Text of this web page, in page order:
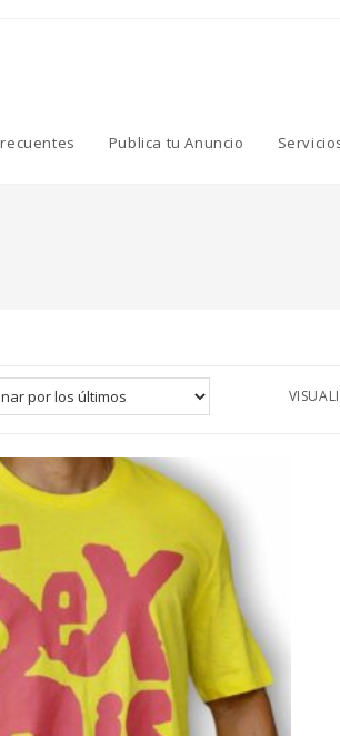
Publica tu Anuncio